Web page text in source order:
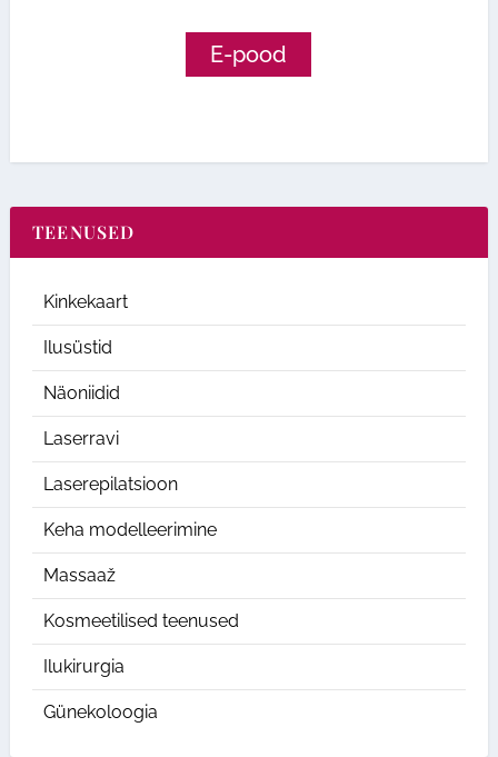
E-pood
TEENUSED
Kinkekaart
Ilusüstid
Näoniidid
Laserravi
Laserepilatsioon
Keha modelleerimine
Massaaž
Kosmeetilised teenused
Ilukirurgia
Günekoloogia